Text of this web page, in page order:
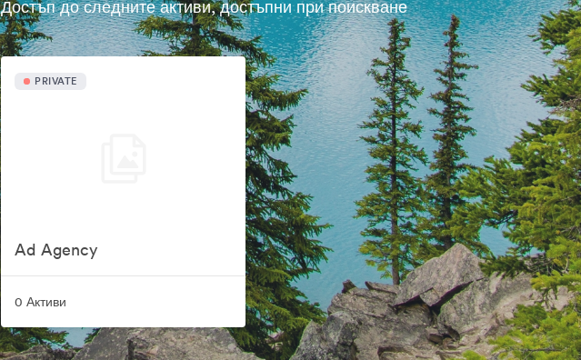
Достъп до следните активи, достъпни при поискване
PRIVATE
Ad Agency
0 Активи